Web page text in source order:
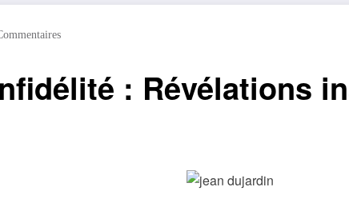
: Révélations